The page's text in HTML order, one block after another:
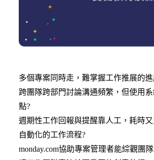
多個專案同時走，難掌握工作推展的進
跨團隊跨部門討論溝通頻繁，但使用
點?
週期性工作回報與提醒靠人工，耗時
自動化的工作流程?
monday.com協助專案管理者能綜觀團